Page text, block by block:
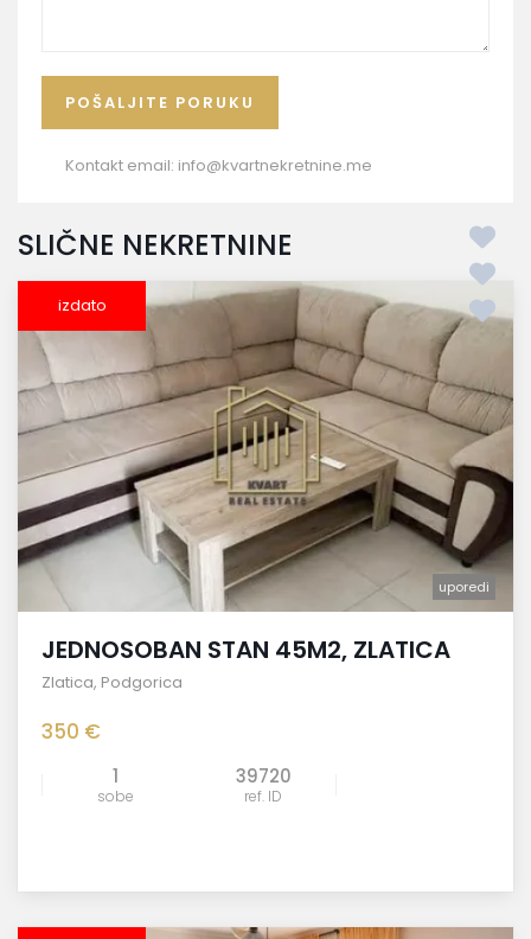
Kontakt email: info@kvartnekretnine.me
SLIČNE NEKRETNINE
izdato
uporedi
JEDNOSOBAN STAN 45M2, ZLATICA
Zlatica, Podgorica
350 €
1
sobe
39720
ref. ID